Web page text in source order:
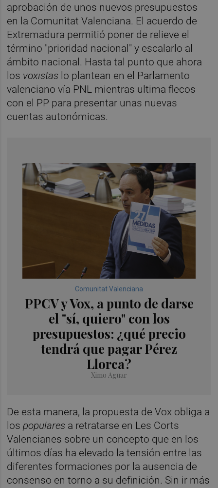
aprobación de unos nuevos presupuestos
en la Comunitat Valenciana. El acuerdo de
Extremadura permitió poner de relieve el
término "prioridad nacional" y escalarlo al
ámbito nacional. Hasta tal punto que ahora
los voxistas lo plantean en el Parlamento
valenciano vía PNL mientras ultima flecos
con el PP para presentar unas nuevas
cuentas autonómicas.
Comunitat Valenciana
PPCV y Vox, a punto de darse
el "sí, quiero" con los
presupuestos: ¿qué precio
tendrá que pagar Pérez
Llorca?
Ximo Aguar
De esta manera, la propuesta de Vox obliga a
lospopulares a retratarse en Les Corts
Valencianes sobre un concepto que en los
últimos días ha elevado la tensión entre las
diferentes formaciones por la ausencia de
consenso en torno a su definición. Sin ir más